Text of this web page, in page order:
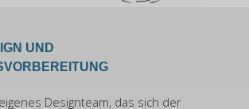
UND
Designteam, das sich der